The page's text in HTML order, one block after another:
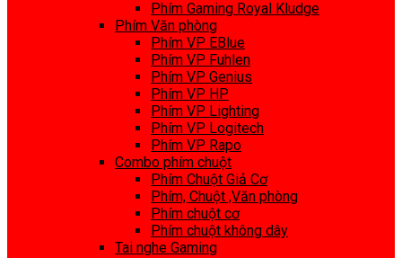
Phím Gaming Royal Kludge
Phím Văn phòng
Phím VP EBlue
Phím VP Fuhlen
Phím VP Genius
Phím VP HP
Phím VP Lighting
Phím VP Logitech
Phím VP Rapo
Combo phím chuột
Phím Chuột Giả Cơ
Phím, Chuột ,Văn phòng
Phím chuột cơ
Phím chuột không dây
Tai nghe Gaming